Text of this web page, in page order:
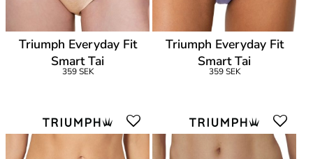
Triumph Everyday Fit
Smart Tai
359 SEK
Triumph Everyday Fit
Smart Tai
359 SEK